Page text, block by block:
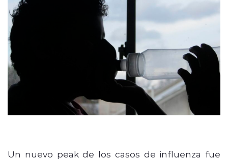
modo claro
Un nuevo peak de los casos de influenza fue